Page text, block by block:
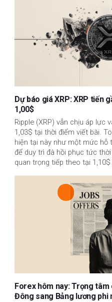
Dự báo giá XRP: XRP tiến
1,00$
Ripple (XRP) vẫn chịu áp lực
1,03$ tại thời điểm viết bài.
hiện tại này như một mức hỗ
để duy trì đà hồi phục tức
quan trọng tiếp theo tại 1,10$
Forex hôm nay: Trọng
Đông sang Bảng lương phi